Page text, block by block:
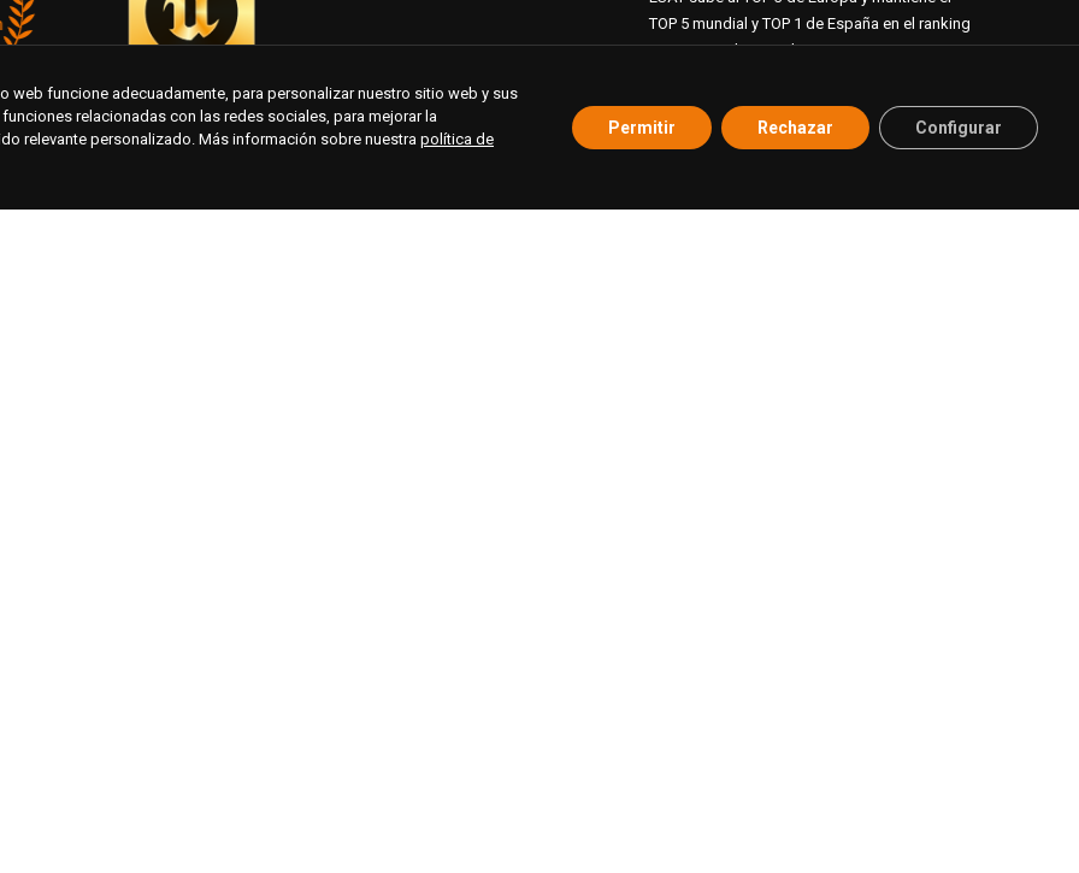
TOP 5 mundial y TOP 1 de España en el ranking
internacional GAMEducation
ESAT suma 10 proyectos finalistas en los
Premios ADCV 2026
funcione adecuadamente, para personalizar nuestro sitio web y sus
relacionadas con las redes sociales, para mejorar la
relevante personalizado. Más información sobre nuestra política de
Permitir Rechazar Configurar